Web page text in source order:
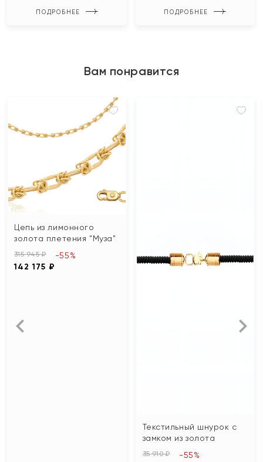
ПОДРОБНЕЕ ПОДРОБНЕЕ
Вам понравится
Цепь из лимонного
золота плетения "Муза"
315 945 ₽
142 175 ₽
-55%
Текстильный шнурок с
замком из золота
35 910 ₽ -55%